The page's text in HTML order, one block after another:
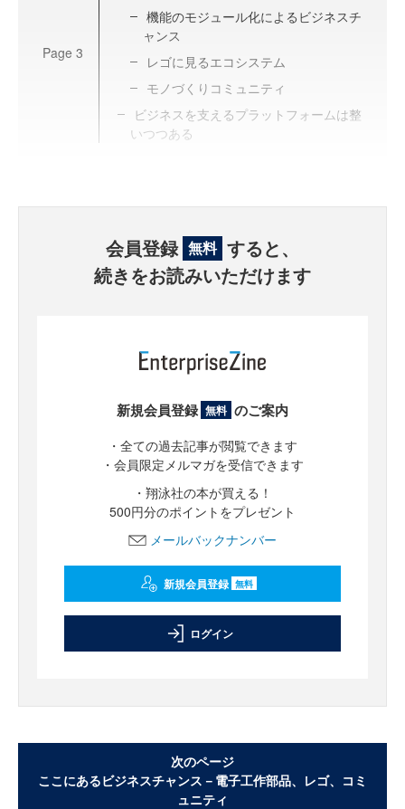
Page 3
機能のモジュール化によるビジネスチ
ャンス
レゴに見るエコシステム
モノづくりコミュニティ
ビジネスを支えるプラットフォームは整
いつつある
会員登録 無料 すると、
続きをお読みいただけます
新規会員登録 無料 のご案内
・全ての過去記事が閲覧できます
・会員限定メルマガを受信できます
・翔泳社の本が買える！
500円分のポイントをプレゼント
メールバックナンバー
新規会員登録 無料
ログイン
次のページ
ここにあるビジネスチャンス－電子工作部品、レゴ、コミ
ュニティ